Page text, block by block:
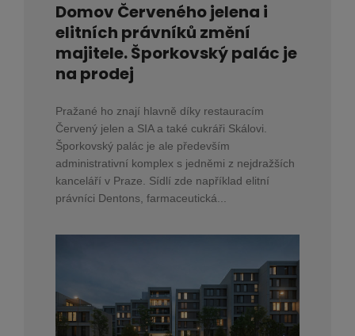
Domov Červeného jelena i
elitních právníků změní
majitele. Šporkovský palác je
na prodej
Pražané ho znají hlavně díky restauracím
Červený jelen a SIA a také cukráři Skálovi.
Šporkovský palác je ale především
administrativní komplex s jedněmi z nejdražších
kanceláří v Praze. Sídlí zde například elitní
právníci Dentons, farmaceutická...